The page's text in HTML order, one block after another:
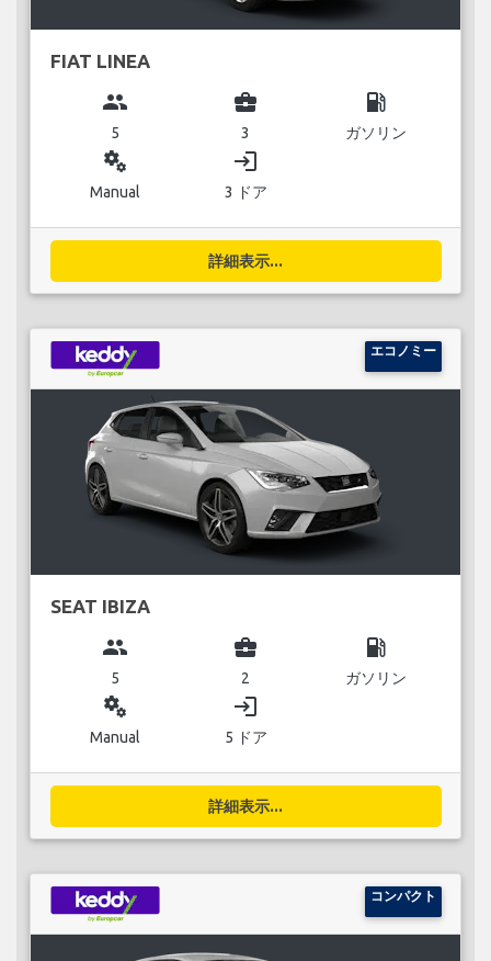
FIAT LINEA
group
5
business_center
3
local_gas_station
ガソリン
miscellaneous_services
Manual
login
3 ドア
詳細表示...
エコノミー
SEAT IBIZA
group
5
business_center
2
local_gas_station
ガソリン
miscellaneous_services
Manual
login
5 ドア
詳細表示...
コンパクト